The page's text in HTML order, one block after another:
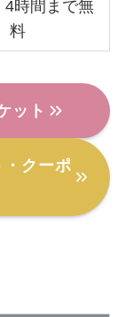
4時間まで無
料
ット
クーポ